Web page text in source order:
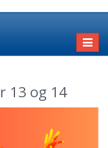
13 og 14